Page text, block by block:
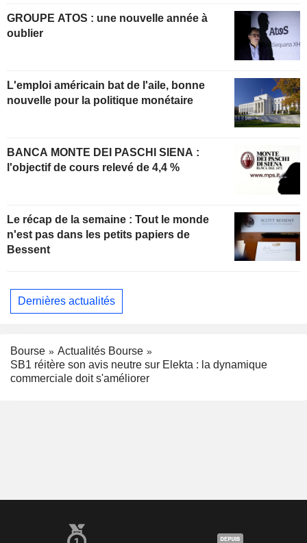
GROUPE ATOS : une nouvelle année à
oublier
L'emploi américain bat de l'aile, bonne
nouvelle pour la politique monétaire
BANCA MONTE DEI PASCHI SIENA :
l'objectif de cours relevé de 4,4 %
Le récap de la semaine : Tout le monde
n'est pas dans les petits papiers de
Bessent
Dernières actualités
Bourse
Actualités Bourse
SB1 réitère son avis neutre sur Elekta : la dynamique
commerciale doit s'améliorer